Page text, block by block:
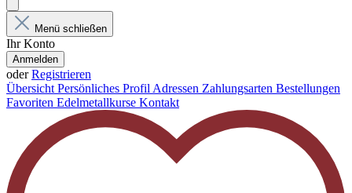
Menü schließen
Ihr Konto
Anmelden
oderRegistrieren
ÜbersichtPersönliches ProfilAdressen Zahlungsarten Bestellungen
Favoriten Edelmetallkurse Kontakt